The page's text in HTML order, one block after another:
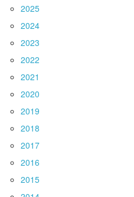
2025
2024
2023
2022
2021
2020
2019
2018
2017
2016
2015